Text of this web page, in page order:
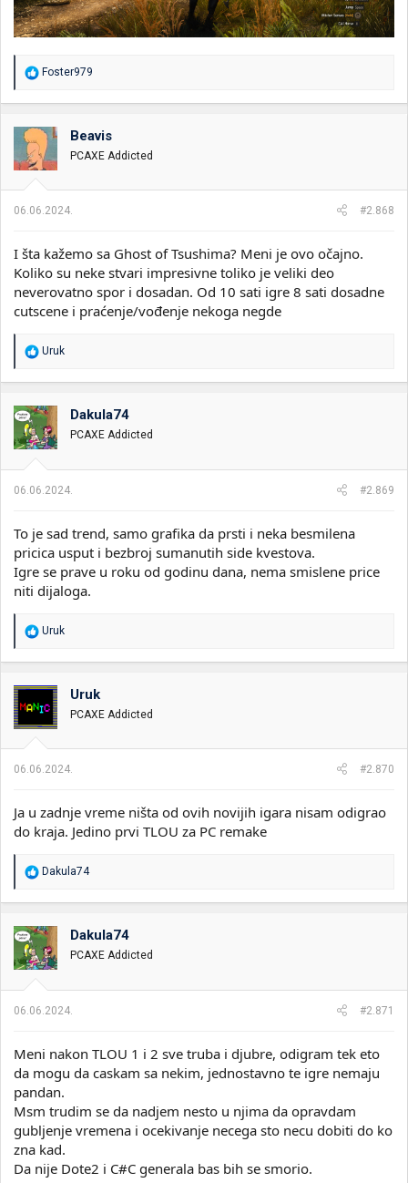
R
o
a
n
:
Foster979
Beavis
PCAXE Addicted
06.06.2024. #2.868
I šta kažemo sa Ghost of Tsushima? Meni je ovo očajno.
Koliko su neke stvari impresivne toliko je veliki deo
neverovatno spor i dosadan. Od 10 sati igre 8 sati dosadne
cutscene i praćenje/vođenje nekoga negde
R
a
o
v
a
n
:
Uruk
Dakula74
PCAXE Addicted
06.06.2024. #2.869
To je sad trend, samo grafika da prsti i neka besmilena
pricica usput i bezbroj sumanutih side kvestova.
Igre se prave u roku od godinu dana, nema smislene price
niti dijaloga.
R
o
v
a
n
:
Uruk
Uruk
PCAXE Addicted
06.06.2024. #2.870
Ja u zadnje vreme ništa od ovih novijih igara nisam odigrao
do kraja. Jedino prvi TLOU za PC remake
R
a
o
v
a
n
:
Dakula74
Dakula74
PCAXE Addicted
06.06.2024. #2.871
Meni nakon TLOU 1 i 2 sve truba i djubre, odigram tek eto
da mogu da caskam sa nekim, jednostavno te igre nemaju
pandan.
Msm trudim se da nadjem nesto u njima da opravdam
gubljenje vremena i ocekivanje necega sto necu dobiti do ko
zna kad.
Da nije Dote2 i C#C generala bas bih se smorio.